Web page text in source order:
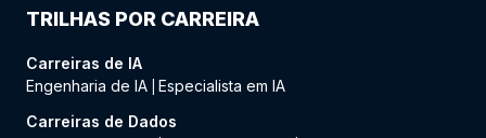
TRILHAS POR CARREIRA
Carreiras de IA
Engenharia de IA Especialista em IA
Carreiras de Dados